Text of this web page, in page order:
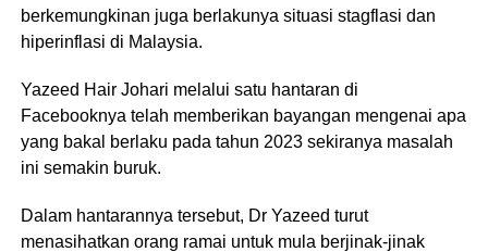
berkemungkinan juga berlakunya situasi stagflasi dan
hiperinflasi di Malaysia.
Yazeed Hair Johari melalui satu hantaran di
Facebooknya telah memberikan bayangan mengenai apa
yang bakal berlaku pada tahun 2023 sekiranya masalah
ini semakin buruk.
Dalam hantarannya tersebut, Dr Yazeed turut
menasihatkan orang ramai untuk mula berjinak-jinak